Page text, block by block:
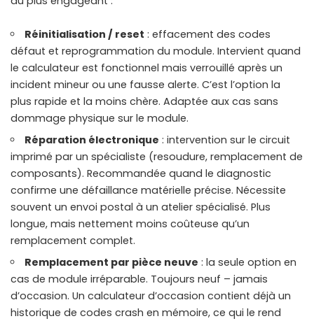
Réinitialisation / reset : effacement des codes
défaut et reprogrammation du module. Intervient quand
le calculateur est fonctionnel mais verrouillé après un
incident mineur ou une fausse alerte. C’est l’option la
plus rapide et la moins chère. Adaptée aux cas sans
dommage physique sur le module.
Réparation électronique : intervention sur le circuit
imprimé par un spécialiste (resoudure, remplacement de
composants). Recommandée quand le diagnostic
confirme une défaillance matérielle précise. Nécessite
souvent un envoi postal à un atelier spécialisé. Plus
longue, mais nettement moins coûteuse qu’un
remplacement complet.
Remplacement par pièce neuve : la seule option en
cas de module irréparable. Toujours neuf – jamais
d’occasion. Un calculateur d’occasion contient déjà un
historique de codes crash en mémoire, ce qui le rend